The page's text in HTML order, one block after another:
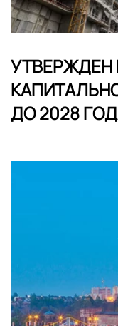
УТВЕРЖДЕН
ДО 2028